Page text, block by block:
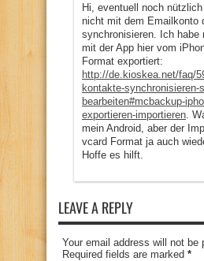
Hi, eventuell noch
nicht mit dem Emailkonto
synchronisieren. Ich habe
mit der App hier vom
Format exportiert:
http://de.kioskea.net/faq/
kontakte-synchronisieren-
bearbeiten#mcbackup-
exportieren-importieren .
mein Android, aber der
vcard Format ja auch
Hoffe es hilft.
LEAVE A REPLY
Your email address will not be
Required fields are marked *